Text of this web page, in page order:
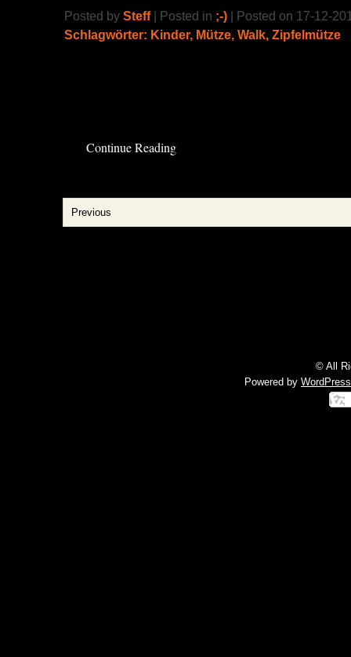
Posted by Steff| Posted in ;-) | Posted on 17-12-
Schlagwörter: Kinder, Mütze, Walk, Zipfelmütze
Continue Reading
Previous
© All
Powered by WordPress